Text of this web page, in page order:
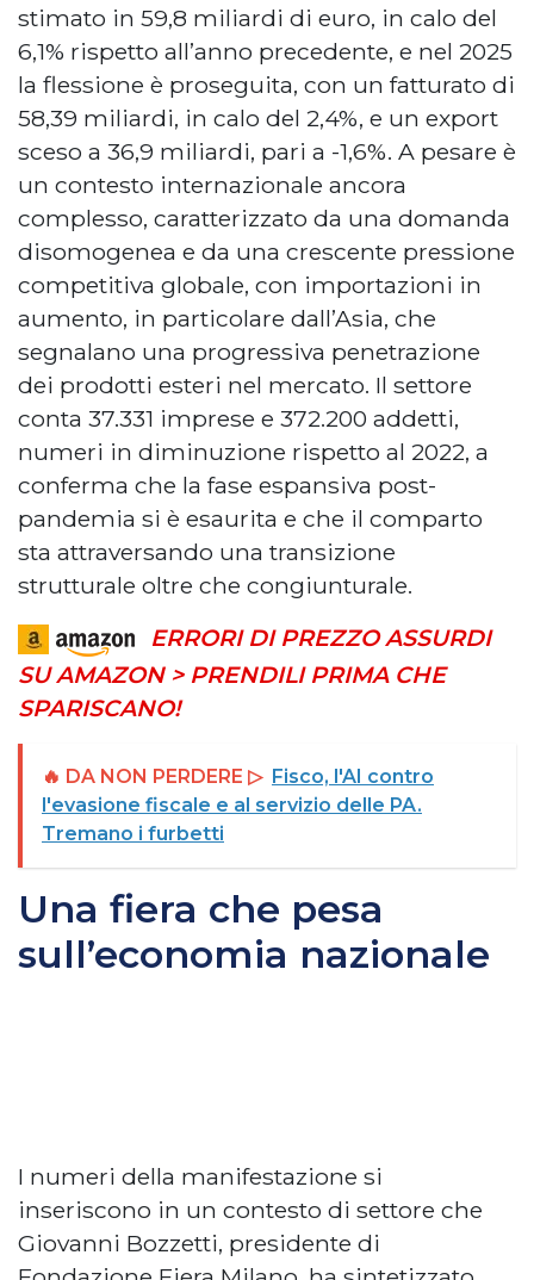
stimato in 59,8 miliardi di euro, in calo del
6,1% rispetto all’anno precedente, e nel 2025
la flessione è proseguita, con un fatturato di
58,39 miliardi, in calo del 2,4%, e un export
sceso a 36,9 miliardi, pari a -1,6%. A pesare è
un contesto internazionale ancora
complesso, caratterizzato da una domanda
disomogenea e da una crescente pressione
competitiva globale, con importazioni in
aumento, in particolare dall’Asia, che
segnalano una progressiva penetrazione
dei prodotti esteri nel mercato. Il settore
conta 37.331 imprese e 372.200 addetti,
numeri in diminuzione rispetto al 2022, a
conferma che la fase espansiva post-
pandemia si è esaurita e che il comparto
sta attraversando una transizione
strutturale oltre che congiunturale.
ERRORI DI PREZZO ASSURDI
SU AMAZON > PRENDILI PRIMA CHE
SPARISCANO!
🔥 DA NON PERDERE ▷ Fisco, l'AI contro
l'evasione fiscale e al servizio delle PA.
Tremano i furbetti
Una fiera che pesa
sull’economia nazionale
I numeri della manifestazione si
inseriscono in un contesto di settore che
Giovanni Bozzetti, presidente di